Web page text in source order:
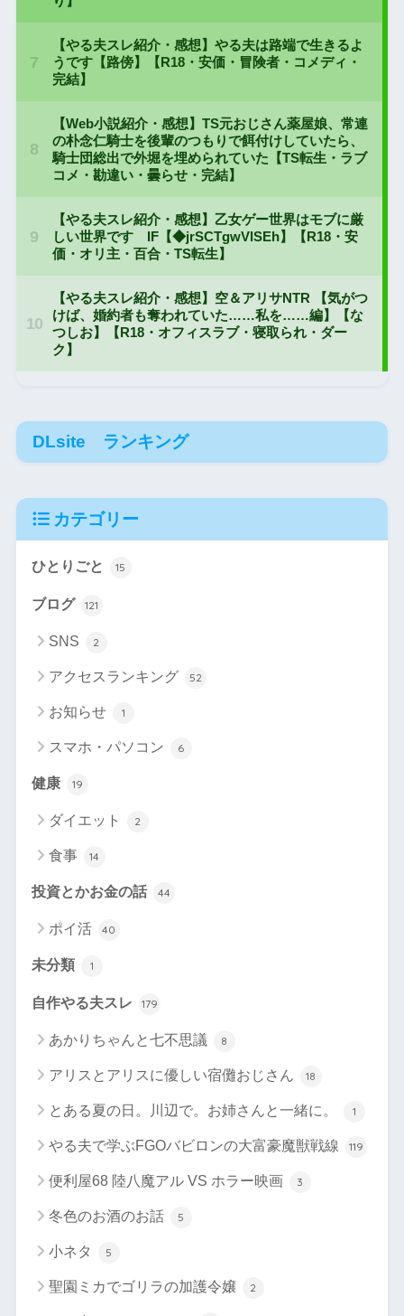
DLsite ランキング
カテゴリー
ひとりごと 15
ブログ 121
SNS 2
アクセスランキング 52
お知らせ 1
スマホ・パソコン 6
健康 19
ダイエット 2
食事 14
投資とかお金の話 44
ポイ活 40
未分類 1
自作やる夫スレ 179
あかりちゃんと七不思議 8
アリスとアリスに優しい宿儺おじさん 18
とある夏の日。川辺で。お姉さんと一緒に。 1
やる夫で学ぶFGOバビロンの大富豪魔獣戦線 119
便利屋68 陸八魔アル VS ホラー映画 3
冬色のお酒のお話 5
小ネタ 5
聖園ミカでゴリラの加護令嬢 2